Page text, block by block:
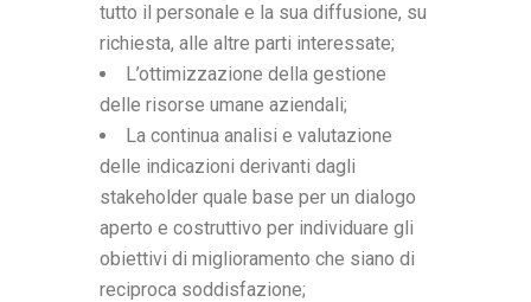
tutto il personale e la sua diffusione, su
richiesta, alle altre parti interessate;
L’ottimizzazione della gestione
delle risorse umane aziendali;
La continua analisi e valutazione
delle indicazioni derivanti dagli
stakeholder quale base per un dialogo
aperto e costruttivo per individuare gli
obiettivi di miglioramento che siano di
reciproca soddisfazione;